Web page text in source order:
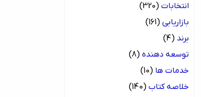
انتخابات (320)
بازاریابی (161)
برند (4)
توسعه دهنده (8)
خدمات ها (10)
خلاصه کتاب (140)